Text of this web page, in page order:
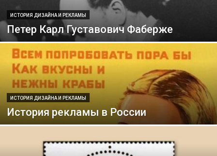
ИСТОРИЯ ДИЗАЙНА И РЕКЛАМЫ
Петер Карл Густавович Фаберже
ИСТОРИЯ ДИЗАЙНА И РЕКЛАМЫ
История рекламы в России